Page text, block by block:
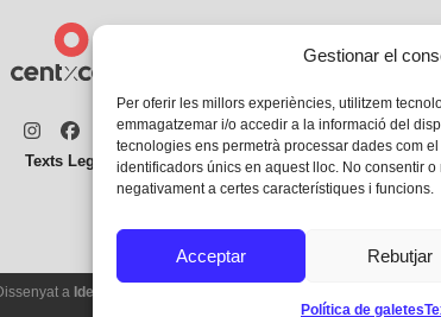
Gestionar el
Per oferir les millors experiències, utilitzem
emmagatzemar i/o accedir a la informació del
tecnologies ens permetrà processar dades com
identificadors únics en aquest lloc. No consentir
negativament a certes característiques i funcions.
Acceptar Rebutjar
Política de galetes
Instagram
Facebook
Twitter
Texts Legals
a Ideograma